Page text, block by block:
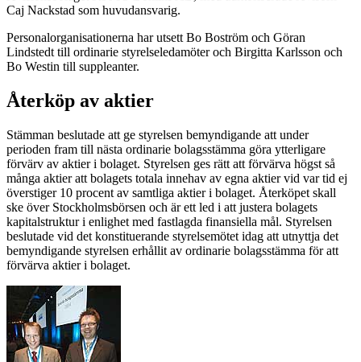
Caj Nackstad som huvudansvarig.
Personalorganisationerna har utsett Bo Boström och Göran
Lindstedt till ordinarie styrelseledamöter och Birgitta Karlsson och
Bo Westin till suppleanter.
Återköp av aktier
Stämman beslutade att ge styrelsen bemyndigande att under
perioden fram till nästa ordinarie bolagsstämma göra ytterligare
förvärv av aktier i bolaget. Styrelsen ges rätt att förvärva högst så
många aktier att bolagets totala innehav av egna aktier vid var tid ej
överstiger 10 procent av samtliga aktier i bolaget. Återköpet skall
ske över Stockholmsbörsen och är ett led i att justera bolagets
kapitalstruktur i enlighet med fastlagda finansiella mål. Styrelsen
beslutade vid det konstituerande styrelsemötet idag att utnyttja det
bemyndigande styrelsen erhållit av ordinarie bolagsstämma för att
förvärva aktier i bolaget.